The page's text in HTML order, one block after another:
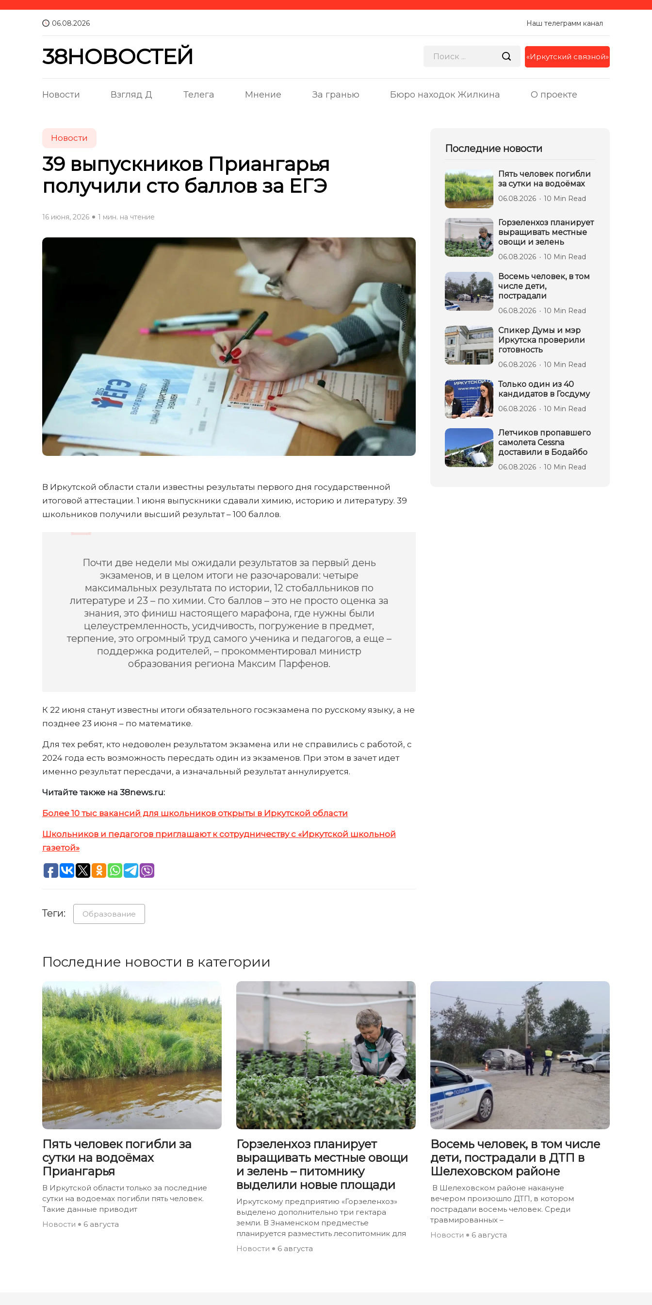
06.08.2026 Наш телеграмм канал
38НОВОСТЕЙ «Иркутский связной»
Новости Взгляд Д Телега Мнение За гранью Бюро находок Жилкина О проекте
Новости
39 выпускников Приангарья
получили сто баллов за ЕГЭ
16 июня, 2026 1 мин. на чтение
В Иркутской области стали известны результаты первого дня государственной
итоговой аттестации. 1 июня выпускники сдавали химию, историю и литературу. 39
школьников получили высший результат – 100 баллов.
Почти две недели мы ожидали результатов за первый день
экзаменов, и в целом итоги не разочаровали: четыре
максимальных результата по истории, 12 стобалльников по
литературе и 23 – по химии. Сто баллов – это не просто оценка за
знания, это финиш настоящего марафона, где нужны были
целеустремленность, усидчивость, погружение в предмет,
терпение, это огромный труд самого ученика и педагогов, а еще –
поддержка родителей, – прокомментировал министр
образования региона Максим Парфенов.
К 22 июня станут известны итоги обязательного госэкзамена по русскому языку, а не
позднее 23 июня – по математике.
Для тех ребят, кто недоволен результатом экзамена или не справились с работой, с
2024 года есть возможность пересдать один из экзаменов. При этом в зачет идет
именно результат пересдачи, а изначальный результат аннулируется.
Читайте также на 38news.ru:
Более 10 тыс вакансий для школьников открыты в Иркутской области
Школьников и педагогов приглашают к сотрудничеству с «Иркутской школьной
газетой»
Теги: Образование
Последние новости
Пять человек погибли
за сутки на водоёмах
06.08.2026 10 Min Read
Горзеленхоз планирует
выращивать местные
овощи и зелень
06.08.2026 10 Min Read
Восемь человек, в том
числе дети,
пострадали
06.08.2026 10 Min Read
Спикер Думы и мэр
Иркутска проверили
готовность
06.08.2026 10 Min Read
Только один из 40
кандидатов в Госдуму
06.08.2026 10 Min Read
Летчиков пропавшего
самолета Cessna
доставили в Бодайбо
06.08.2026 10 Min Read
Последние новости в категории
Пять человек погибли за
сутки на водоёмах
Приангарья
В Иркутской области только за последние
сутки на водоемах погибли пять человек.
Такие данные приводит
Новости
6 августа
Горзеленхоз планирует
выращивать местные овощи
и зелень – питомнику
выделили новые площади
Иркутскому предприятию «Горзеленхоз»
выделено дополнительно три гектара
земли. В Знаменском предместье
планируется разместить лесопитомник для
Новости
6 августа
Восемь человек, в том числе
дети, пострадали в ДТП в
Шелеховском районе
В Шелеховском районе накануне
вечером произошло ДТП, в котором
пострадали восемь человек. Среди
травмированных –
Новости
6 августа